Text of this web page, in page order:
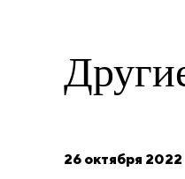
26 октября 2022